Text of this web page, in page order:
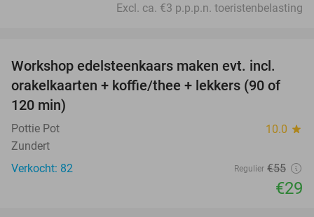
Excl. ca. €3 p.p.p.n. toeristenbelasting
47%
Workshop edelsteenkaars maken evt. incl.
orakelkaarten + koffie/thee + lekkers (90 of
120 min)
Pottie Pot 10.0 star
Zundert
Verkocht: 82
Regulier €55
€29